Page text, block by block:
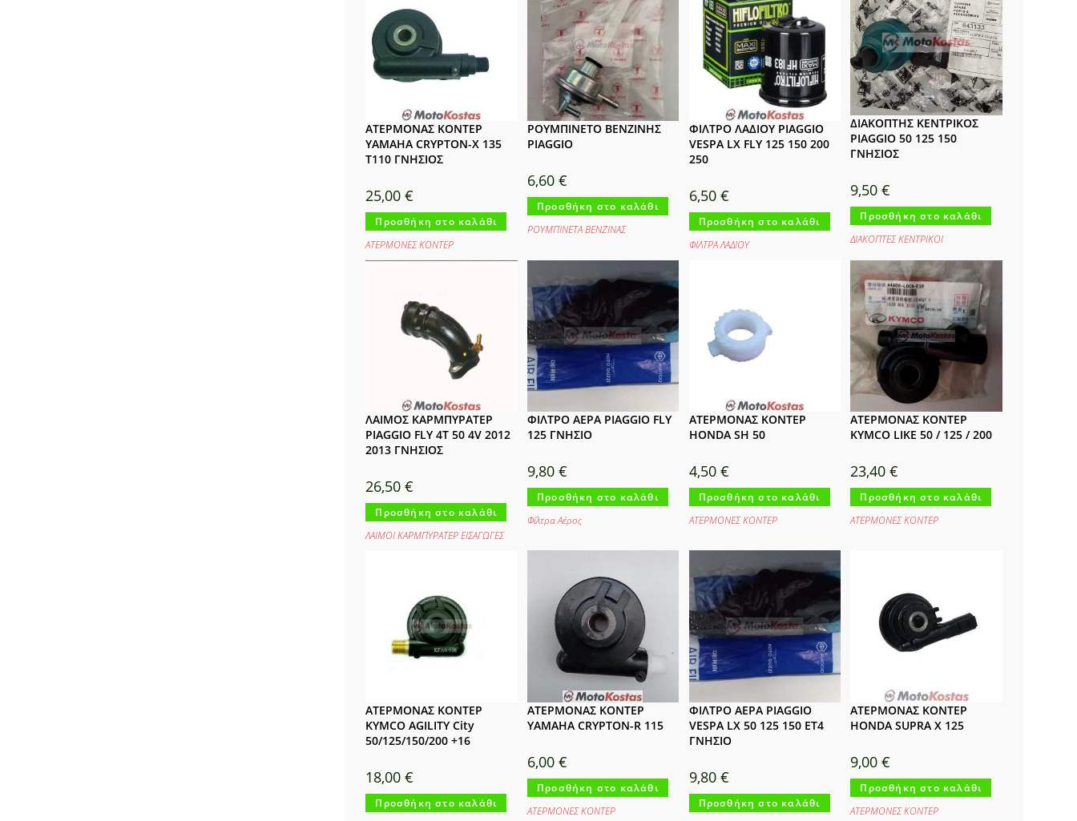
ΑΤΕΡΜΟΝΑΣ ΚΟΝΤΕΡ
YAMAHA CRYPTON-X 135
T110 ΓΝΗΣΙΟΣ
25,00€
Προσθήκη στο καλάθι
ΑΤΕΡΜΟΝΕΣ ΚΟΝΤΕΡ
ΡΟΥΜΠΙΝΕΤΟ ΒΕΝΖΙΝΗΣ
PIAGGIO
6,60€
Προσθήκη στο καλάθι
ΡΟΥΜΠΙΝΕΤΑ ΒΕΝΖΙΝΑΣ
ΦΙΛΤΡΟ ΛΑΔΙΟΥ PIAGGIO
VESPA LX FLY 125 150 200
250
6,50 €
Προσθήκη στο καλάθι
ΦΙΛΤΡΑ ΛΑΔΙΟΥ
ΔΙΑΚΟΠΤΗΣ ΚΕΝΤΡΙΚΟΣ
PIAGGIO 50 125 150
ΓΝΗΣΙΟΣ
9,50€
Προσθήκη στο καλάθι
ΔΙΑΚΟΠΤΕΣ ΚΕΝΤΡΙΚΟΙ
ΛΑΙΜΟΣ ΚΑΡΜΠΥΡΑΤΕΡ
PIAGGIO FLY 4T 50 4V 2012
2013 ΓΝΗΣΙΟΣ
26,50€
Προσθήκη στο καλάθι
ΛΑΙΜΟΙ ΚΑΡΜΠΥΡΑΤΕΡ ΕΙΣΑΓΩΓΕΣ
ΦΙΛΤΡΟ ΑΕΡΑ PIAGGIO FLY
125 ΓΝΗΣΙΟ
9,80€
Προσθήκη στο καλάθι
Φίλτρα Αέρος
ΑΤΕΡΜΟΝΑΣ ΚΟΝΤΕΡ
HONDA SH 50
4,50 €
Προσθήκη στο καλάθι
ΑΤΕΡΜΟΝΕΣ ΚΟΝΤΕΡ
ΑΤΕΡΜΟΝΑΣ ΚΟΝΤΕΡ
KYMCO LIKE 50 / 125 / 200
23,40€
Προσθήκη στο καλάθι
ΑΤΕΡΜΟΝΕΣ ΚΟΝΤΕΡ
ΑΤΕΡΜΟΝΑΣ ΚΟΝΤΕΡ
KYMCO AGILITY City
50/125/150/200 +16
18,00€
Προσθήκη στο καλάθι
ΑΤΕΡΜΟΝΑΣ ΚΟΝΤΕΡ
YAMAHA CRYPTON-R 115
6,00€
Προσθήκη στο καλάθι
ΑΤΕΡΜΟΝΕΣ ΚΟΝΤΕΡ
ΦΙΛΤΡΟ ΑΕΡΑ PIAGGIO
VESPA LX 50 125 150 ET4
ΓΝΗΣΙΟ
9,80 €
Προσθήκη στο καλάθι
ΑΤΕΡΜΟΝΑΣ ΚΟΝΤΕΡ
HONDA SUPRA X 125
9,00€
Προσθήκη στο καλάθι
ΑΤΕΡΜΟΝΕΣ ΚΟΝΤΕΡ